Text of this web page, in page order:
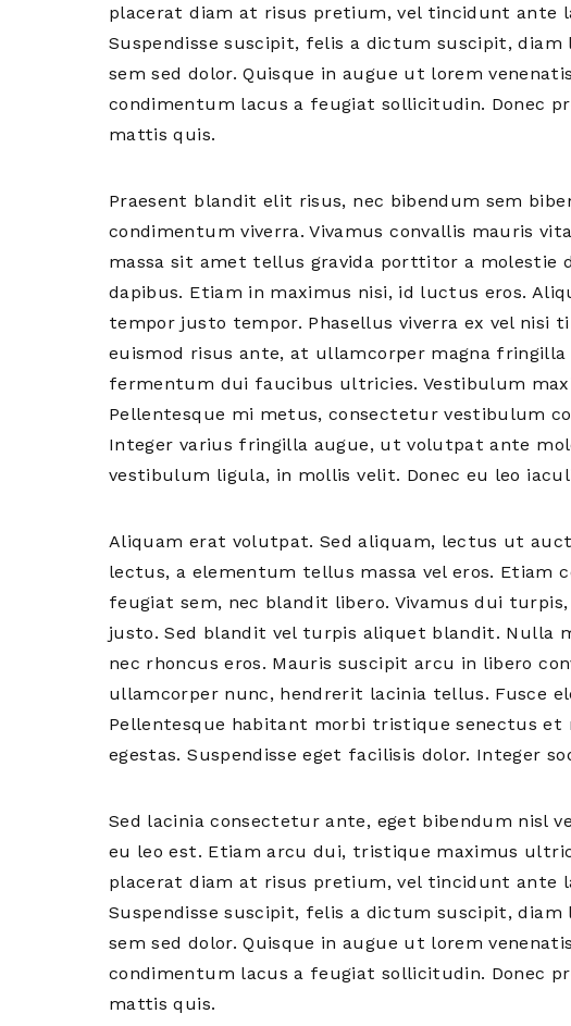
placerat diam at risus pretium, vel tincidunt ante
Suspendisse suscipit, felis a dictum suscipit,
sem sed dolor. Quisque in augue ut lorem
condimentum lacus a feugiat sollicitudin. Donec
mattis quis.
Praesent blandit elit risus, nec bibendum sem
condimentum viverra. Vivamus convallis mauris
massa sit amet tellus gravida porttitor a molestie
dapibus. Etiam in maximus nisi, id luctus eros.
tempor justo tempor. Phasellus viverra ex vel nisi
euismod risus ante, at ullamcorper magna
fermentum dui faucibus ultricies. Vestibulum
Pellentesque mi metus, consectetur vestibulum
Integer varius fringilla augue, ut volutpat ante
vestibulum ligula, in mollis velit. Donec eu leo
Aliquam erat volutpat. Sed aliquam, lectus ut
lectus, a elementum tellus massa vel eros. Etiam
feugiat sem, nec blandit libero. Vivamus dui
justo. Sed blandit vel turpis aliquet blandit. Nulla
nec rhoncus eros. Mauris suscipit arcu in libero
ullamcorper nunc, hendrerit lacinia tellus. Fusce
Pellentesque habitant morbi tristique senectus
egestas. Suspendisse eget facilisis dolor. Integer
Sed lacinia consectetur ante, eget bibendum nisl
eu leo est. Etiam arcu dui, tristique maximus
placerat diam at risus pretium, vel tincidunt ante
Suspendisse suscipit, felis a dictum suscipit,
sem sed dolor. Quisque in augue ut lorem
condimentum lacus a feugiat sollicitudin. Donec
mattis quis.